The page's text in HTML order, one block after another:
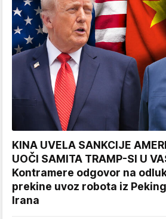
KINA UVELA SANKCIJE
UOČI SAMITA TRAMP-SI U
Kontramere odgovor na
prekine uvoz robota iz
Irana